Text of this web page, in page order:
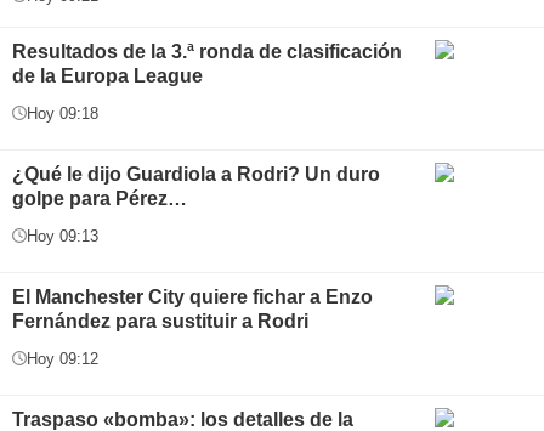
Resultados de la 3.ª ronda de clasificación
de la Europa League
Hoy 09:18
¿Qué le dijo Guardiola a Rodri? Un duro
golpe para Pérez…
Hoy 09:13
El Manchester City quiere fichar a Enzo
Fernández para sustituir a Rodri
Hoy 09:12
Traspaso «bomba»: los detalles de la